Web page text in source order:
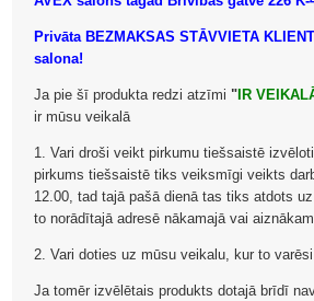
Privāta BEZMAKSAS STĀVVIETA
salona!
Ja pie šī produkta redzi atzīmi " IR
ir mūsu veikalā
1. Vari droši veikt pirkumu tiešsaistē
pirkums tiešsaistē tiks veiksmīgi veikts
12.00, tad tajā pašā dienā tas tiks atdots
to norādītajā adresē nākamajā vai
2. Vari doties uz mūsu veikalu, kur to
Ja tomēr izvēlētais produkts dotajā brīdī